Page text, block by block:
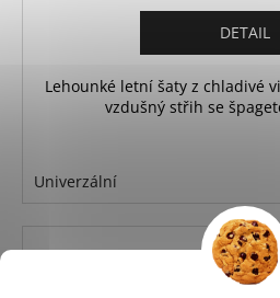
DETAIL
Lehounké letní šaty z chladivé
vzdušný střih se
Univerzální